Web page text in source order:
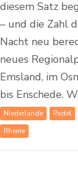
diesem Satz
– und die Zahl
Nacht neu
neues
Emsland, im
bis Enschede.
Niederlande Padel
Rheine